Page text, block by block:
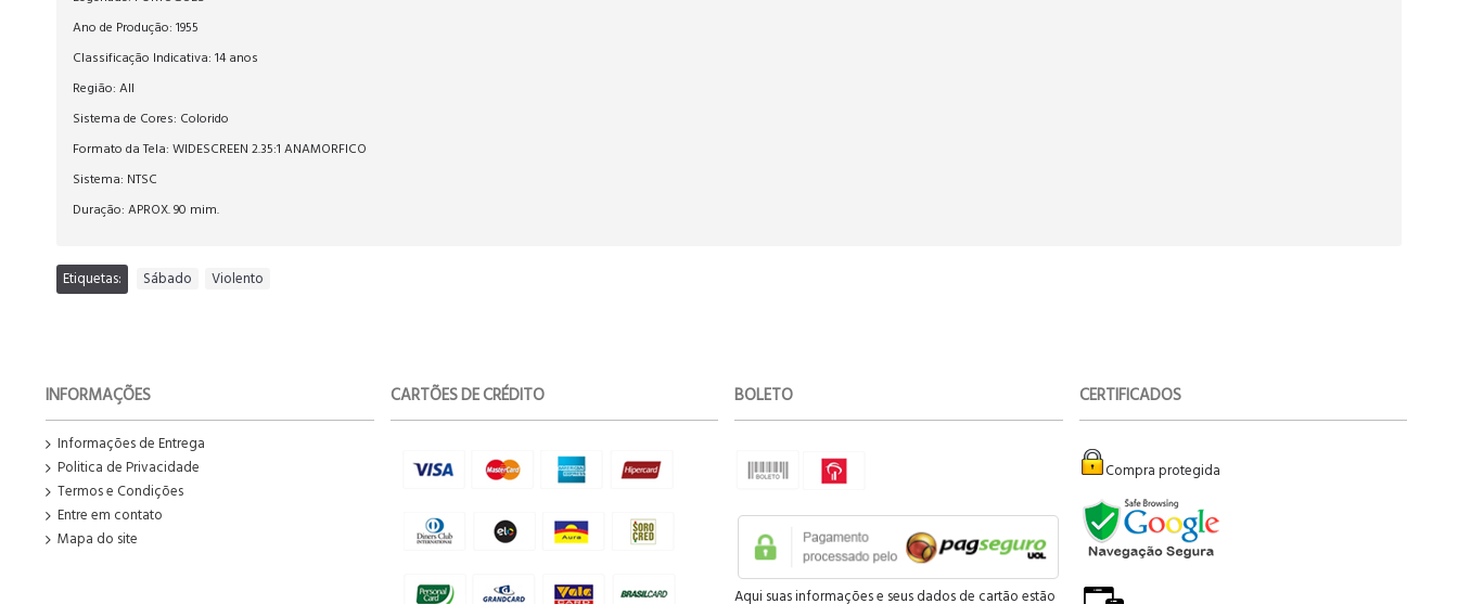
Ano de Produção: 1955
Classificação Indicativa: 14 anos
Região: All
Sistema de Cores: Colorido
Formato da Tela: WIDESCREEN 2.35:1 ANAMORFICO
Sistema: NTSC
Duração: APROX. 90 mim.
Etiquetas: Sábado Violento
INFORMAÇÕES
Informações de Entrega
Politica de Privacidade
Termos e Condições
Entre em contato
Mapa do site
CARTÕES DE CRÉDITO BOLETO
Aqui suas informações e seus dados de cartão estão
CERTIFICADOS
Compra protegida